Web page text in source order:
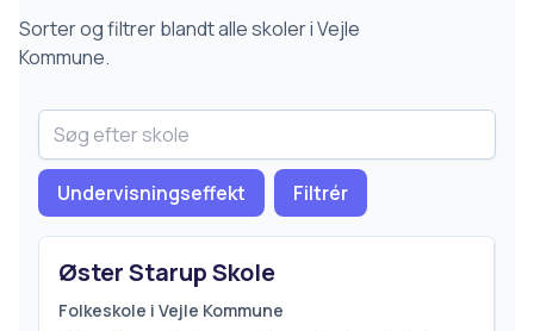
Sorter og filtrer blandt alle skoler iVejle
Kommune.
Undervisningseffekt Filtrér
Øster Starup Skole
Folkeskole i Vejle Kommune